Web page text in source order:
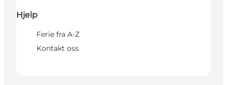
Hjelp
Ferie fra A-Z
Kontakt oss